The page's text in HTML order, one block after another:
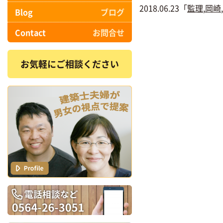
Blog
ブログ
Contact
お問合せ
2018.06.23「監理,岡崎,
お気軽にご相談ください